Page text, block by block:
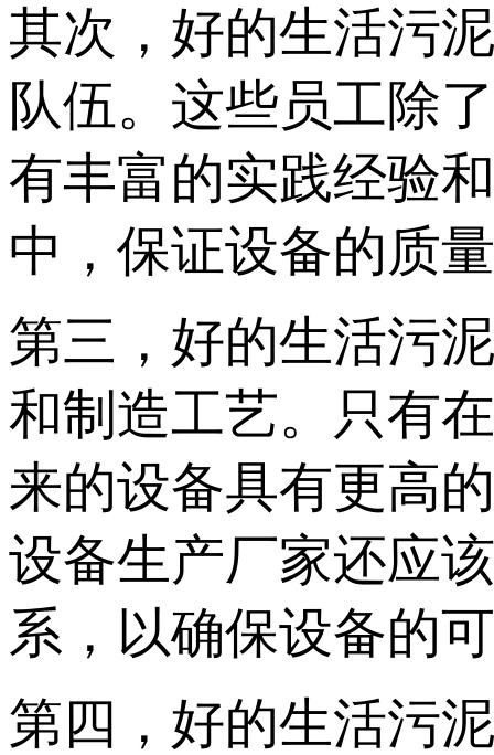
其次，好的生活污
队伍。这些员工除
有丰富的实践经验
中，保证设备的质
第三，好的生活污
和制造工艺。只有
来的设备具有更高
设备生产厂家还应
系，以确保设备的
第四，好的生活污